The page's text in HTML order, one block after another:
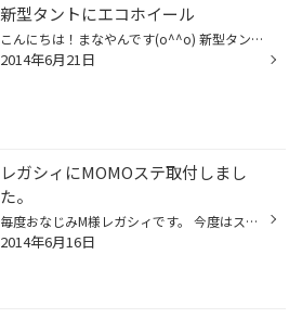
新型タントにエコホイール
こんにちは！まなやんです(o^^o) 新型タントにECOホイールCRS12を 夏タイヤにご装着！！ 納車後にすぐ来られました！ エコホイールなのでもちろん軽～い！ 今のエコカーにピッタリですね！！ また100km点検でお待ちしております〜(^^) その他にも、インチアップ！ お車のドレスアップのお話など た...
2014年6月21日
レガシィにMOMOステ取付しまし
た。
毎度おなじみM様レガシィです。 今度はステアリングホイール交換しました（＾ω＾） この車は内装を青系で統一しているので MOMOのTREKというモデルのブルーをチョイス♪ メッチャレーシーでしょ？？ これで運転がさらに楽しくなりますよね*\(^o^)/* M君いつもありがとうございま〜す( ´ ▽ ` )ﾉ
2014年6月16日